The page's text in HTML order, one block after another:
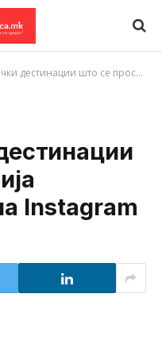
што се прославија благодарение на Instagram
Instagram